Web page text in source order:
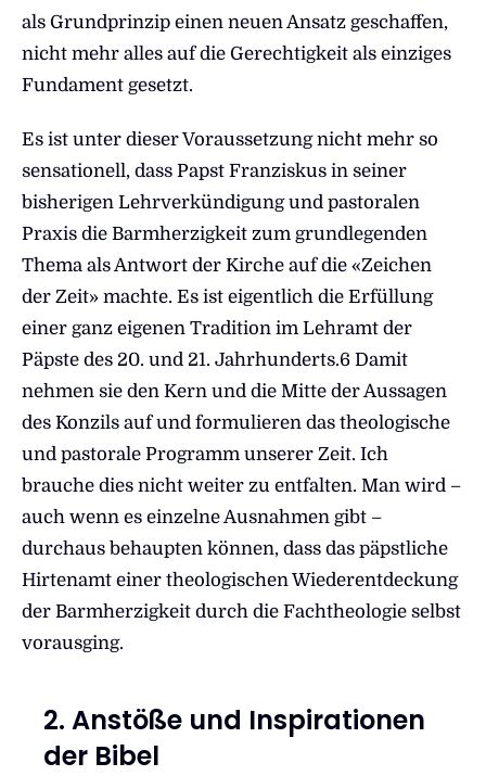
als Grundprinzip einen neuen Ansatz geschaffen,
nicht mehr alles auf die Gerechtigkeit als einziges
Fundament gesetzt.
Es ist unter dieser Voraussetzung nicht mehr so
sensationell, dass Papst Franziskus in seiner
bisherigen Lehrverkündigung und pastoralen
Praxis die Barmherzigkeit zum grundlegenden
Thema als Antwort der Kirche auf die «Zeichen
der Zeit» machte. Es ist eigentlich die Erfüllung
einer ganz eigenen Tradition im Lehramt der
Päpste des 20. und 21. Jahrhunderts.6 Damit
nehmen sie den Kern und die Mitte der Aussagen
des Konzils auf und formulieren das theologische
und pastorale Programm unserer Zeit. Ich
brauche dies nicht weiter zu entfalten. Man wird –
auch wenn es einzelne Ausnahmen gibt –
durchaus behaupten können, dass das päpstliche
Hirtenamt einer theologischen Wiederentdeckung
der Barmherzigkeit durch die Fachtheologie selbst
vorausging.
2. Anstöße und Inspirationen
der Bibel